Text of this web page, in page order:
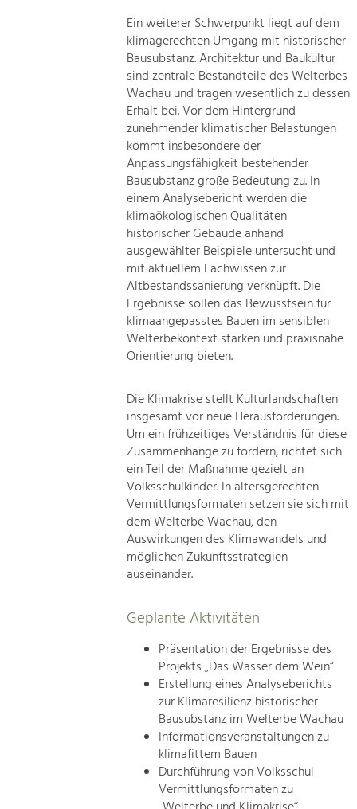
Ein weiterer Schwerpunkt liegt auf dem
klimagerechten Umgang mit historischer
Bausubstanz. Architektur und Baukultur
sind zentrale Bestandteile des Welterbes
Wachau und tragen wesentlich zu dessen
Erhalt bei. Vor dem Hintergrund
zunehmender klimatischer Belastungen
kommt insbesondere der
Anpassungsfähigkeit bestehender
Bausubstanz große Bedeutung zu. In
einem Analysebericht werden die
klimaökologischen Qualitäten
historischer Gebäude anhand
ausgewählter Beispiele untersucht und
mit aktuellem Fachwissen zur
Altbestandssanierung verknüpft. Die
Ergebnisse sollen das Bewusstsein für
klimaangepasstes Bauen im sensiblen
Welterbekontext stärken und praxisnahe
Orientierung bieten.
Die Klimakrise stellt Kulturlandschaften
insgesamt vor neue Herausforderungen.
Um ein frühzeitiges Verständnis für diese
Zusammenhänge zu fördern, richtet sich
ein Teil der Maßnahme gezielt an
Volksschulkinder. In altersgerechten
Vermittlungsformaten setzen sie sich mit
dem Welterbe Wachau, den
Auswirkungen des Klimawandels und
möglichen Zukunftsstrategien
auseinander.
Geplante Aktivitäten
Präsentation der Ergebnisse des
Projekts „Das Wasser dem Wein“
Erstellung eines Analyseberichts
zur Klimaresilienz historischer
Bausubstanz im Welterbe Wachau
Informationsveranstaltungen zu
klimafittem Bauen
Durchführung von Volksschul-
Vermittlungsformaten zu